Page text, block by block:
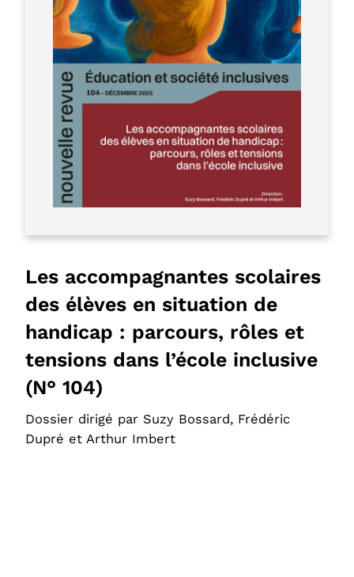
Les accompagnantes scolaires
des élèves en situation de
handicap : parcours, rôles et
tensions dans l’école inclusive
(N° 104)
Dossier dirigé par Suzy Bossard, Frédéric
Dupré et Arthur Imbert